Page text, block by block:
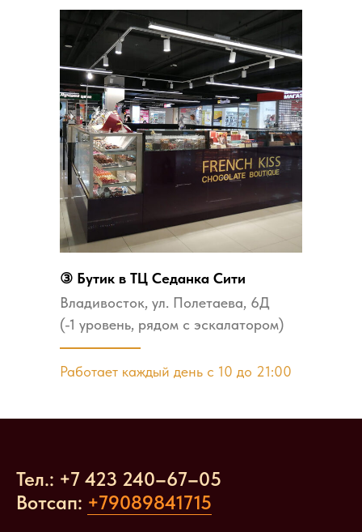
③ Бутик в ТЦ Седанка Сити
Владивосток, ул. Полетаева, 6Д
(-1 уровень, рядом с эскалатором)
Работает каждый день с 10 до 21:00
Тел.: +7 423 240–67–05
Вотсап: +79089841715